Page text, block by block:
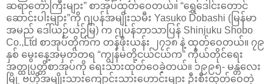
ဆရာတော်ကြီးများ” စာအုပ်ထုတ်ဝေတယ်။ “ရွှေဒေါင်းတောင်
ဆောင်းပါးများ”ကို ဂျပန်အမျိုးသမီး Yasuko Dobashi (မြန်မာ
အမည် ဒေါ်ယဉ်ယဉ်မြ) က ဂျပန်ဘာသာပြန် Shinjuku Shobo
Co.,Ltd စာအုပ်တိုက်က တန်ဖိုးယန်း ၂၇၁၈ နဲ့ ထုတ်ဝေတယ်။ ၇၉
နှစ် မွေးနေ့အမှတ်တရ “ကျွန်မတို့ငယ်ငယ်က” ကိုယ်တိုင်ရေး
အတ္ထုပ္ပတ္တိစာအုပ်ကို ရေးသားထုတ်ဝေခဲ့တယ်။ ၁၉၉၅- မန္တလေး
မြို့ ဗဟိုအမျိုးသားကျောင်းသားဟောင်းများ ဦးစီးထုတ်ဝေတဲ့